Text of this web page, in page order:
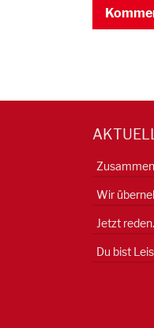
Wir
Jetzt
Du bist